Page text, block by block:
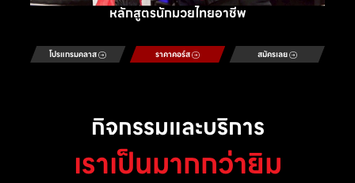
หลักสูตรนักมวยไทยอาชีพ
โปรแกรมคลาส ราคาคอร์ส สมัครเลย
กิจกรรมและบริการ
เราเป็นมากกว่ายิม